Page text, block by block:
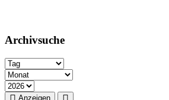
Archivsuche
Anzeigen